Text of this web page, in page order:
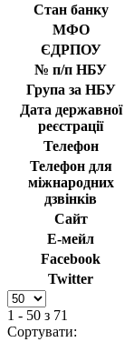
Стан банку
МФО
ЄДРПОУ
№ п/п НБУ
Група за НБУ
Дата державної
реєстрації
Телефон
Телефон для
міжнародних
дзвінків
Сайт
Е-мейл
Facebook
Twitter
1 - 50 з 71
Сортувати: